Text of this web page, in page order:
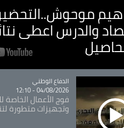
والدرس اعطى
Catégorie
الدفاع الوطني
04/08/2026 - 12:10
فوج الأعمال الخاصة
وتجهيزات متطورة